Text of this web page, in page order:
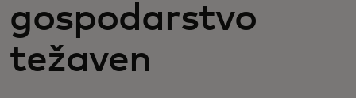
gospodarstvo
težaven